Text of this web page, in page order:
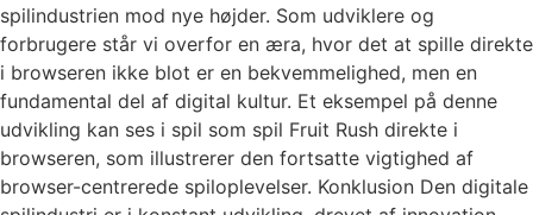
spilindustrien mod nye højder. Som udviklere og
forbrugere står vi overfor en æra, hvor det at spille direkte
i browseren ikke blot er en bekvemmelighed, men en
fundamental del af digital kultur. Et eksempel på denne
udvikling kan ses i spil som spil Fruit Rush direkte i
browseren, som illustrerer den fortsatte vigtighed af
browser-centrerede spiloplevelser. Konklusion Den digitale